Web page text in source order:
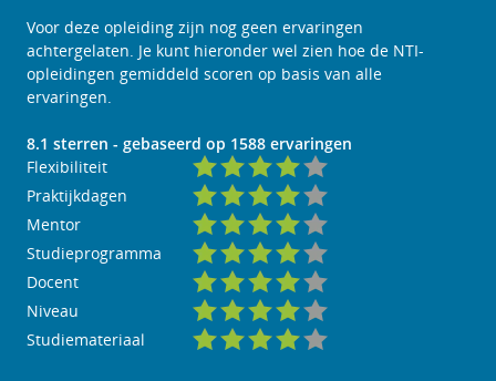
Voor deze opleiding zijn nog geen ervaringen
achtergelaten. Je kunt hieronder wel zien hoe de NTI-
opleidingen gemiddeld scoren op basis van alle
ervaringen.
8.1 sterren - gebaseerd op 1588 ervaringen
Flexibiliteit
Praktijkdagen
Mentor
Studieprogramma
Docent
Niveau
Studiemateriaal